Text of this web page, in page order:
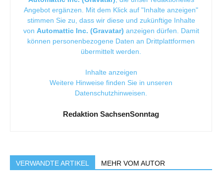
Angebot ergänzen. Mit dem Klick auf "Inhalte anzeigen"
stimmen Sie zu, dass wir diese und zukünftige Inhalte
von Automattic Inc. (Gravatar) anzeigen dürfen. Damit
können personenbezogene Daten an Drittplattformen
übermittelt werden.
Inhalte anzeigen
Weitere Hinweise finden Sie in unseren
Datenschutzhinweisen.
Redaktion SachsenSonntag
VERWANDTE ARTIKEL MEHR VOM AUTOR